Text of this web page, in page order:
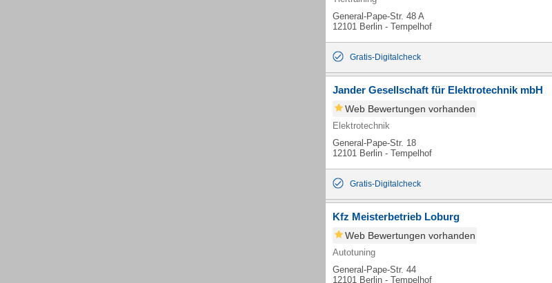
General-Pape-Str. 48 A
12101 Berlin - Tempelhof
Gratis-Digitalcheck
Jander Gesellschaft für Elektrotechnik mbH
Web Bewertungen vorhanden
Elektrotechnik
General-Pape-Str. 18
12101 Berlin - Tempelhof
Gratis-Digitalcheck
Kfz Meisterbetrieb Loburg
Web Bewertungen vorhanden
Autotuning
General-Pape-Str. 44
12101 Berlin - Tempelhof